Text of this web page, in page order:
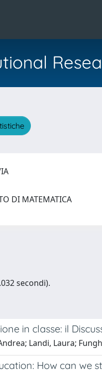
DI MATEMATICA
secondi).
in classe: il
Landi, Laura;
How can we